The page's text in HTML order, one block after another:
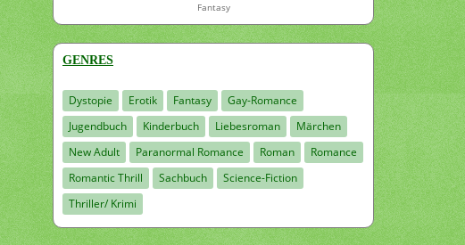
Fantasy
GENRES
Dystopie Erotik Fantasy
Gay-Romance
Jugendbuch
Kinderbuch Liebesroman
Märchen
New Adult
Paranormal Romance Roman
Romance
Romantic Thrill
Sachbuch
Science-Fiction
Thriller/ Krimi